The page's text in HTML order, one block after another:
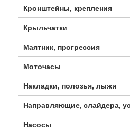
Кронштейны, крепления
Крыльчатки
Маятник, прогрессия
Моточасы
Накладки, полозья, лыжи
Направляющие, слайдера,
Насосы